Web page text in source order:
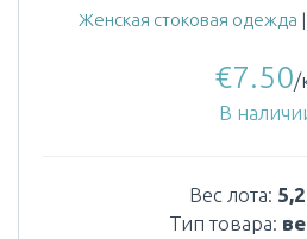
Женская стоковая одежда |
€7.50/
В
Вес лота:
Тип товара: